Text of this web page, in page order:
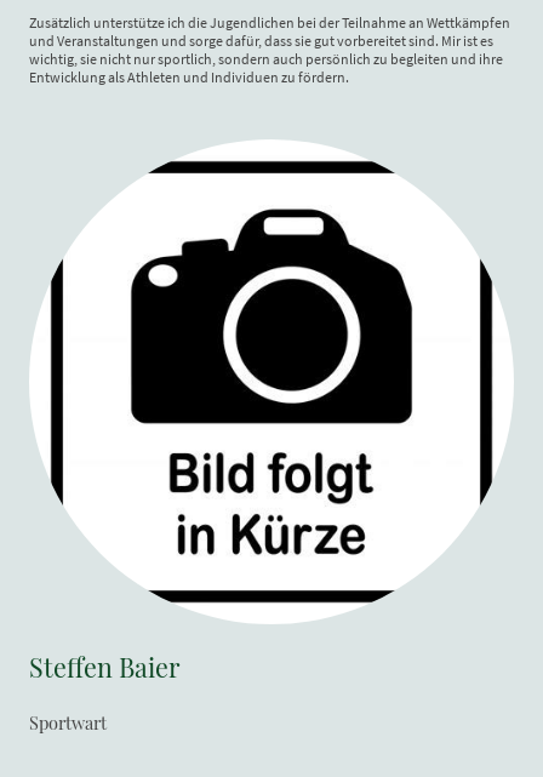
Zusätzlich unterstütze ich die Jugendlichen bei der Teilnahme an Wettkämpfen
und Veranstaltungen und sorge dafür, dass sie gut vorbereitet sind. Mir ist es
wichtig, sie nicht nur sportlich, sondern auch persönlich zu begleiten und ihre
Entwicklung als Athleten und Individuen zu fördern.
Steffen Baier
Sportwart